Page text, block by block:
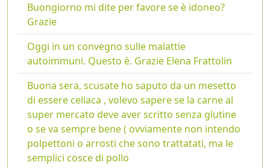
Buongiorno mi dite per favore se è idoneo?
Grazie
Oggi in un convegno sulle malattie
autoimmuni. Questo è. Grazie Elena Frattolin
Buona sera, scusate ho saputo da un mesetto
di essere celiaca , volevo sapere se la carne al
super mercato deve aver scritto senza glutine
o se va sempre bene ( ovviamente non intendo
polpettoni o arrosti che sono trattatati, ma le
semplici cosce di pollo